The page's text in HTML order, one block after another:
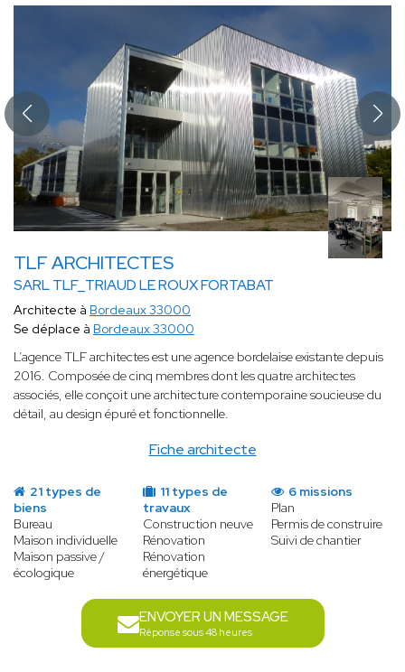
TLF ARCHITECTES
SARL TLF_TRIAUD LE ROUX FORTABAT
Fiche architecte
Architecte à Bordeaux 33000
Se déplace à Bordeaux 33000
L’agence TLF architectes est une agence bordelaise existante depuis
2016. Composée de cinq membres dont les quatre architectes
associés, elle conçoit une architecture contemporaine soucieuse du
détail, au design épuré et fonctionnelle.
21 types de
biens
Bureau
Maison individuelle
Maison passive /
écologique
11 types de
travaux
Construction neuve
Rénovation
Rénovation
énergétique
6 missions
Plan
Permis de construire
Suivi de chantier
ENVOYER UN MESSAGE
Réponse sous 48 heures